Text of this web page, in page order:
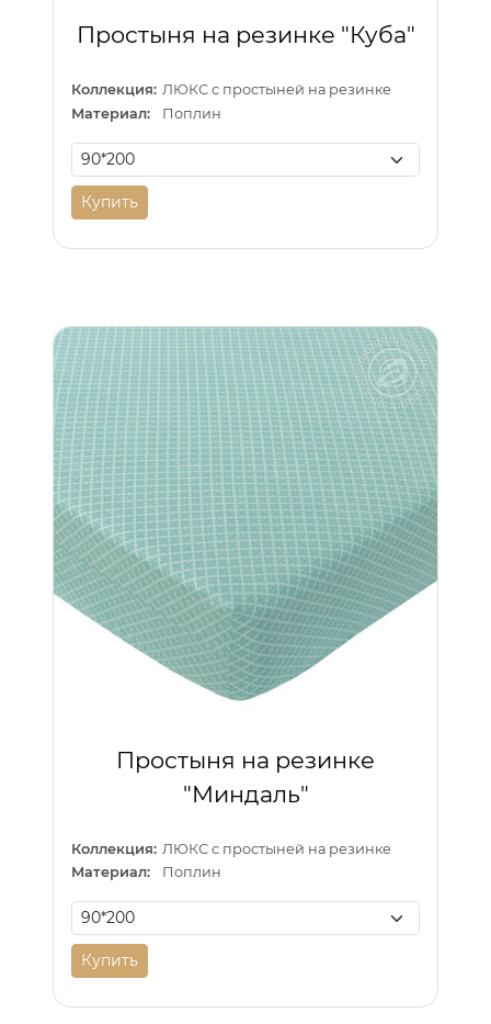
Простыня на резинке "Куба"
Коллекция: ЛЮКС с простыней на резинке
Материал:
Поплин
Купить
Простыня на резинке
"Миндаль"
Коллекция: ЛЮКС с простыней на резинке
Материал:
Поплин
Купить